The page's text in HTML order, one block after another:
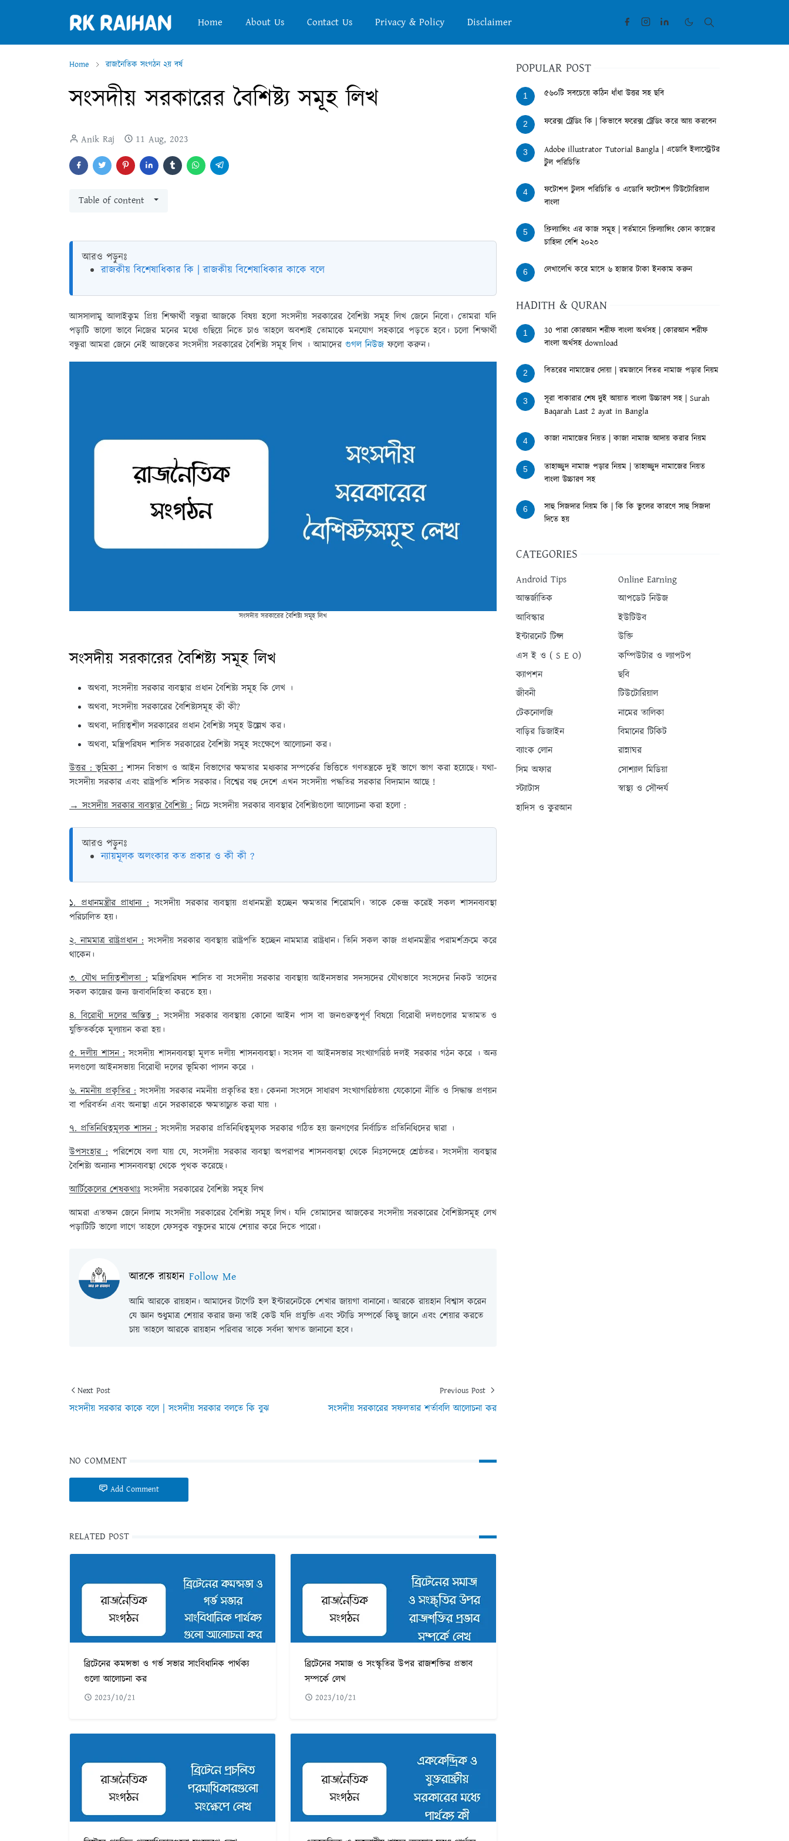
Home About Us Contact Us Privacy & Policy Disclaimer
Home রাজনৈতিক সংগঠন ২য় বর্ষ
সংসদীয় সরকারের বৈশিষ্ট্য সমূহ লিখ
Anik Raj 11 Aug, 2023
Table of content
আরও পড়ুনঃ
রাজকীয় বিশেষাধিকার কি | রাজকীয় বিশেষাধিকার কাকে বলে
আসসালামু আলাইকুম প্রিয় শিক্ষার্থী বন্ধুরা আজকে বিষয় হলো সংসদীয় সরকারের বৈশিষ্ট্য সমূহ লিখ জেনে নিবো। তোমরা যদি
পড়াটি ভালো ভাবে নিজের মনের মধ্যে গুছিয়ে নিতে চাও তাহলে অবশ্যই তোমাকে মনযোগ সহকারে পড়তে হবে। চলো শিক্ষার্থী
বন্ধুরা আমরা জেনে নেই আজকের সংসদীয় সরকারের বৈশিষ্ট্য সমূহ লিখ । আমাদের গুগল নিউজ ফলো করুন।
সংসদীয় সরকারের বৈশিষ্ট্য সমূহ লিখ
সংসদীয় সরকারের বৈশিষ্ট্য সমূহ লিখ
অথবা, সংসদীয় সরকার ব্যবস্থার প্রধান বৈশিষ্ট্য সমূহ কি লেখ ।
অথবা, সংসদীয় সরকারের বৈশিষ্ট্যসমূহ কী কী?
অথবা, দায়িত্বশীল সরকারের প্রধান বৈশিষ্ট্য সমূহ উল্লেখ কর।
অথবা, মন্ত্রিপরিষদ শাসিত সরকারের বৈশিষ্ট্য সমূহ সংক্ষেপে আলোচনা কর।
উত্তর : ভূমিকা :শাসন বিভাগ ও আইন বিভাগের ক্ষমতার মধ্যকার সম্পর্কের ভিত্তিতে গণতন্ত্রকে দুই ভাগে ভাগ করা হয়েছে। যথা-
সংসদীয় সরকার এবং রাষ্ট্রপতি শসিত সরকার। বিশ্বের বহু দেশে এখন সংসদীয় পদ্ধতির সরকার বিদ্যমান আছে !
→ সংসদীয় সরকার ব্যবস্থার বৈশিষ্ট্য : নিচে সংসদীয় সরকার ব্যবস্থার বৈশিষ্ট্যগুলো আলোচনা করা হলো :
আরও পড়ুনঃ
ন্যায়মূলক অলংকার কত প্রকার ও কী কী ?
১. প্রধানমন্ত্রীর প্রাধান্য :সংসদীয় সরকার ব্যবস্থায় প্রধানমন্ত্রী হচ্ছেন ক্ষমতার শিরোমণি। তাকে কেন্দ্র করেই সকল শাসনব্যবস্থা
পরিচালিত হয়।
২. নামমাত্র রাষ্ট্রপ্রধান : সংসদীয় সরকার ব্যবস্থায় রাষ্ট্রপতি হচ্ছেন নামমাত্র রাষ্ট্রধান। তিনি সকল কাজ প্রধানমন্ত্রীর পরামর্শক্রমে করে
থাকেন।
৩. যৌথ দায়িত্বশীলতা :মন্ত্রিপরিষদ শাসিত বা সংসদীয় সরকার ব্যবস্থায় আইনসভার সদস্যদের যৌথভাবে সংসদের নিকট তাদের
সকল কাজের জন্য জবাবদিহিতা করতে হয়।
৪. বিরোধী দলের অস্তিত্ব :সংসদীয় সরকার ব্যবস্থায় কোনো আইন পাস বা জনগুরুত্বপূর্ণ বিষয়ে বিরোধী দলগুলোর মতামত ও
যুক্তিতর্ককে মূল্যায়ন করা হয়।
৫. দলীয় শাসন : সংসদীয় শাসনব্যবস্থা মূলত দলীয় শাসনব্যবস্থা। সংসদ বা আইনসভার সংখ্যাগরিষ্ঠ দলই সরকার গঠন করে । অন্য
দলগুলো আইনসভায় বিরোধী দলের ভূমিকা পালন করে ।
৬. নমনীয় প্রকৃতির :সংসদীয় সরকার নমনীয় প্রকৃতির হয়। কেননা সংসদে সাধারণ সংখ্যাগরিষ্ঠতায় যেকোনো নীতি ও সিদ্ধান্ত প্রণয়ন
বা পরিবর্তন এবং অনাস্থা এনে সরকারকে ক্ষমতাচ্যুত করা যায় ।
৭. প্রতিনিধিত্বমূলক শাসন : সংসদীয় সরকার প্রতিনিধিত্বমূলক সরকার গঠিত হয় জনগণের নির্বাচিত প্রতিনিধিদের দ্বারা ।
উপসংহার : পরিশেষে বলা যায় যে, সংসদীয় সরকার ব্যবস্থা অপরাপর শাসনব্যবস্থা থেকে নিঃসন্দেহে শ্রেষ্ঠতর। সংসদীয় ব্যবস্থার
বৈশিষ্ট্য অন্যান্য শাসনব্যবস্থা থেকে পৃথক করেছে।
আর্টিকেলের শেষকথাঃ সংসদীয় সরকারের বৈশিষ্ট্য সমূহ লিখ
আমরা এতক্ষন জেনে নিলাম সংসদীয় সরকারের বৈশিষ্ট্য সমূহ লিখ। যদি তোমাদের আজকের সংসদীয় সরকারের বৈশিষ্ট্যসমূহ লেখ
পড়াটিটি ভালো লাগে তাহলে ফেসবুক বন্ধুদের মাঝে শেয়ার করে দিতে পারো।
আরকে রায়হান Follow Me
আমি আরকে রায়হান। আমাদের টার্গেট হল ইন্টারনেটকে শেখার জায়গা বানানো। আরকে রায়হান বিশ্বাস করেন
যে জ্ঞান শুধুমাত্র শেয়ার করার জন্য তাই কেউ যদি প্রযুক্তি এবং স্টাডি সম্পর্কে কিছু জানে এবং শেয়ার করতে
চায় তাহলে আরকে রায়হান পরিবার তাকে সর্বদা স্বাগত জানানো হবে।
Next Post
সংসদীয় সরকার কাকে বলে | সংসদীয় সরকার বলতে কি বুঝ
Previous Post
সংসদীয় সরকারের সফলতার শর্তাবলি আলোচনা কর
NO COMMENT
Add Comment
RELATED POST
ব্রিটেনের কমন্সভা ও গর্ভ সভার সাংবিধানিক পার্থক্য
গুলো আলোচনা কর
2023/10/21
ব্রিটেনের সমাজ ও সংস্কৃতির উপর রাজশক্তির প্রভাব
সম্পর্কে লেখ
2023/10/21
POPULAR POST
1 ৫৬০টি সবচেয়ে কঠিন ধাঁধা উত্তর সহ ছবি
2 ফরেক্স ট্রেডিং কি | কিভাবে ফরেক্স ট্রেডিং করে আয় করবেন
3
Adobe illustrator Tutorial Bangla | এডোবি ইলাস্ট্রেটর
টুল পরিচিতি
4
ফটোশপ টুলস পরিচিতি ও এডোবি ফটোশপ টিউটোরিয়াল
বাংলা
5
ফ্রিল্যান্সিং এর কাজ সমূহ | বর্তমানে ফ্রিল্যান্সিং কোন কাজের
চাহিদা বেশি ২০২৩
6 লেখালেখি করে মাসে ৬ হাজার টাকা ইনকাম করুন
HADITH & QURAN
1
30 পারা কোরআন শরীফ বাংলা অর্থসহ | কোরআন শরীফ
বাংলা অর্থসহ download
2 বিতরের নামাজের দোয়া | রমজানে বিতর নামাজ পড়ার নিয়ম
3
সূরা বাকারার শেষ দুই আয়াত বাংলা উচ্চারণ সহ | Surah
Baqarah Last 2 ayat in Bangla
4 কাজা নামাজের নিয়ত | কাজা নামাজ আদায় করার নিয়ম
5
তাহাজ্জুদ নামাজ পড়ার নিয়ম | তাহাজ্জুদ নামাজের নিয়ত
বাংলা উচ্চারণ সহ
6
সাহু সিজদার নিয়ম কি | কি কি ভুলের কারণে সাহু সিজদা
দিতে হয়
CATEGORIES
Android Tips
Online Earning
আন্তর্জাতিক
আপডেট নিউজ
আবিস্কার
ইউটিউব
ইন্টারনেট টিপ্স
উক্তি
এস ই ও ( S E O)
কম্পিউটার ও ল্যাপটপ
ক্যাপশন
ছবি
জীবনী
টিউটোরিয়াল
টেকনোলজি
নামের তালিকা
বাড়ির ডিজাইন
বিমানের টিকিট
ব্যাংক লোন
রান্নাঘর
সিম অফার
সোশ্যাল মিডিয়া
স্ট্যাটাস
স্বাস্থ্য ও সৌন্দর্য
হাদিস ও কুরআন